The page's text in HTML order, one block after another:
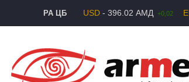
РА ЦБ USD - 396.02 АМД +0,02